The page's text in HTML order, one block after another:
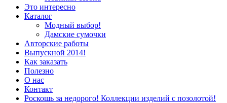
Это интересно
Каталог
Модный выбор!
Дамские сумочки
Авторские работы
Выпускной 2014!
Как заказать
Полезно
О нас
Контакт
Роскошь за недорого! Коллекции изделий с позолотой!